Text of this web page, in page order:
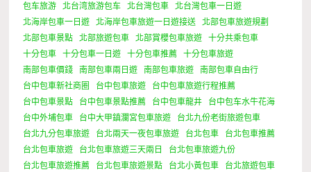
包车旅游
北台湾旅游包车 北台灣包車
北台灣包車一日遊
北海岸包車一日遊
北海岸包車旅遊一日遊接送
北部包車旅遊規劃
北部包車景點
北部旅遊包車 北部賞櫻包車旅遊
十分共乘包車
十分包車
十分包車一日遊 十分包車推薦
十分包車旅遊
南部包車價錢
南部包車兩日遊 南部包車旅遊
南部包車自由行
台中包車新社商圈
台中包車旅遊
台中包車旅遊行程推薦
台中包車景點
台中包車景點推薦 台中包車龍井
台中包车水牛花海
台中外埔包車
台中大甲鎮瀾宮包車旅遊
台北九份老街旅遊包車
台北九分包車旅遊
台北兩天一夜包車旅遊 台北包車
台北包車推薦
台北包車旅遊
台北包車旅遊三天兩日
台北包車旅遊九份
台北包車旅遊推薦
台北包車旅遊景點 台北小黃包車
台北旅遊包車